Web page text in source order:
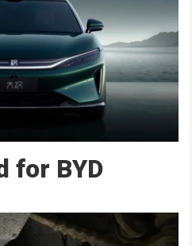
for BYD